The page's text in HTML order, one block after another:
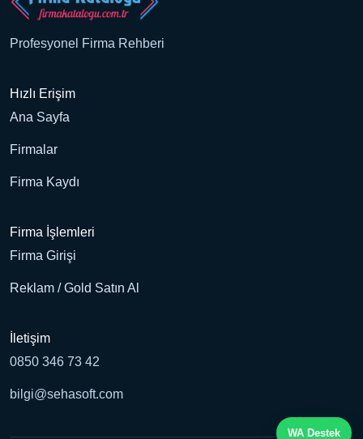
WA Destek
Profesyonel Firma Rehberi
Hızlı Erişim
Ana Sayfa
Firmalar
Firma Kaydı
Firma İşlemleri
Firma Girişi
Reklam / Gold Satın Al
İletişim
0850 346 73 42
bilgi@sehasoft.com